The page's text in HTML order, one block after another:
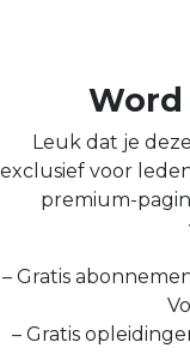
Word
Leuk dat je
exclusief voor
premium-
– Gratis
– Gratis